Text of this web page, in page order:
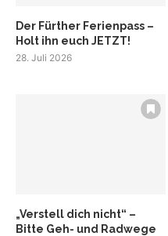
Der Fürther Ferienpass –
Holt ihn euch JETZT!
28. Juli 2026
„Verstell dich nicht“ –
Bitte Geh- und Radwege